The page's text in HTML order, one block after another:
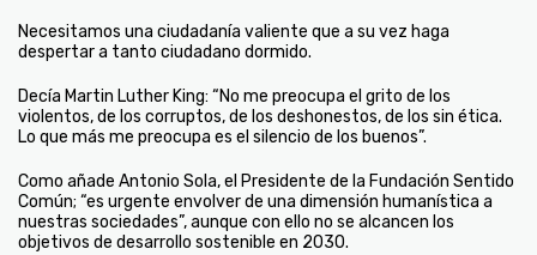
Necesitamos una ciudadanía valiente que a su vez haga
despertar a tanto ciudadano dormido.
Decía Martin Luther King: “No me preocupa el grito de los
violentos, de los corruptos, de los deshonestos, de los sin ética.
Lo que más me preocupa es el silencio de los buenos”.
Como añade Antonio Sola, el Presidente de la Fundación Sentido
Común; “es urgente envolver de una dimensión humanística a
nuestras sociedades”, aunque con ello no se alcancen los
objetivos de desarrollo sostenible en 2030.